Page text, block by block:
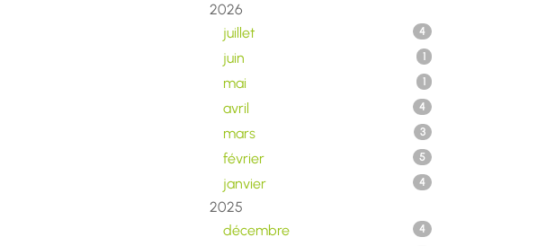
2026
juillet
4
juin 1
mai 1
avril 4
mars 3
février 5
janvier 4
2025
décembre
4